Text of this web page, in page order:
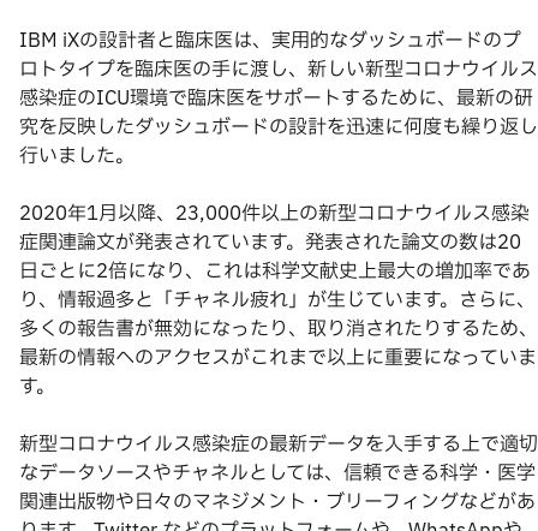
IBM iXの設計者と臨床医は、実用的なダッシュボードのプ
ロトタイプを臨床医の手に渡し、新しい新型コロナウイルス
感染症のICU環境で臨床医をサポートするために、最新の研
究を反映したダッシュボードの設計を迅速に何度も繰り返し
行いました。
2020年1月以降、23,000件以上の新型コロナウイルス感染
症関連論文が発表されています。発表された論文の数は20
日ごとに2倍になり、これは科学文献史上最大の増加率であ
り、情報過多と「チャネル疲れ」が生じています。さらに、
多くの報告書が無効になったり、取り消されたりするため、
最新の情報へのアクセスがこれまで以上に重要になっていま
す。
新型コロナウイルス感染症の最新データを入手する上で適切
なデータソースやチャネルとしては、信頼できる科学・医学
関連出版物や日々のマネジメント・ブリーフィングなどがあ